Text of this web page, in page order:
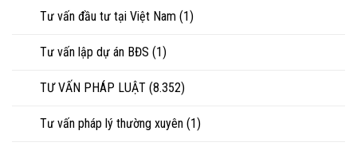
Tư vấn đầu tư tại Việt Nam (1)
Tư vấn lập dự án BĐS (1)
TƯ VẤN PHÁP LUẬT (8.352)
Tư vấn pháp lý thường xuyên (1)